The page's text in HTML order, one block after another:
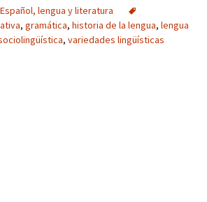
Español, lengua y literatura
, gramática, historia de la lengua, lengua
, variedades lingüísticas